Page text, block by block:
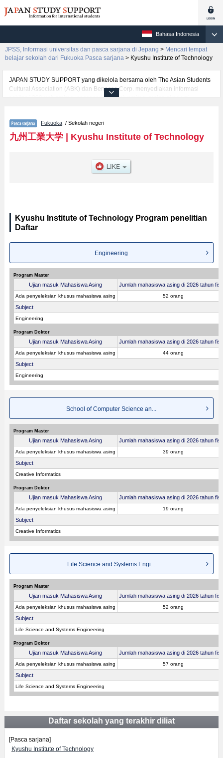
Bahasa Indonesia
JPSS, Informasi universitas dan pasca sarjana di Jepang > Mencari tempat
belajar sekolah dari Fukuoka Pasca sarjana > Kyushu Institute of Technology
JAPAN STUDY SUPPORT yang dikelola bersama oleh The Asian Students
Cultural Association (ABK) dan Benesse Corp. menyediakan informasi
sekitar 1300 universitas, pascasarjana, universitas yunior, akademi
mencakup informasi per jurusan riset seperti %% research %%, serta
berbagai informasi yang berguna bagi mahasiswa(i) mancanegara seperti
kuota untuk jumlah pendaftar dan jumlah kelulusan ujian masuk
kampus, akses jalan, dan lainnya. Silakan memanfaatkannya.
Fukuoka / Sekolah negeri
九州工業大学| Kyushu Institute of Technology
Kyushu Institute of Technology Program penelitian
Daftar
Engineering
Program Master
Ujian masuk Mahasiswa Asing Jumlah mahasiswa asing di 2026 tahun
Ada penyeleksian khusus mahasiswa asing 52 orang
Subject
Engineering
Program Doktor
Ujian masuk Mahasiswa Asing Jumlah mahasiswa asing di 2026 tahun
Ada penyeleksian khusus mahasiswa asing 44 orang
Subject
Engineering
School of Computer Science an...
Program Master
Ujian masuk Mahasiswa Asing Jumlah mahasiswa asing di 2026 tahun
Ada penyeleksian khusus mahasiswa asing 39 orang
Subject
Creative Informatics
Program Doktor
Ujian masuk Mahasiswa Asing Jumlah mahasiswa asing di 2026 tahun
Ada penyeleksian khusus mahasiswa asing 19 orang
Subject
Creative Informatics
Life Science and Systems Engi...
Program Master
Ujian masuk Mahasiswa Asing Jumlah mahasiswa asing di 2026 tahun
Ada penyeleksian khusus mahasiswa asing 52 orang
Subject
Life Science and Systems Engineering
Program Doktor
Ujian masuk Mahasiswa Asing Jumlah mahasiswa asing di 2026 tahun
Ada penyeleksian khusus mahasiswa asing 57 orang
Subject
Life Science and Systems Engineering
Daftar sekolah yang terakhir diliat
[Pasca sarjana]
Kyushu Institute of Technology